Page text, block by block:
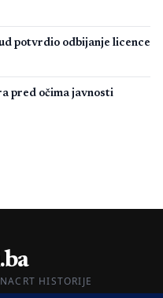
potvrdio odbijanje licence
pred očima javnosti
HISTORIJE